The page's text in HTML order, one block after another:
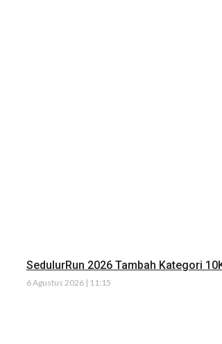
SedulurRun 2026 Tambah Kategori
6 Agustus 2026 | 11:15